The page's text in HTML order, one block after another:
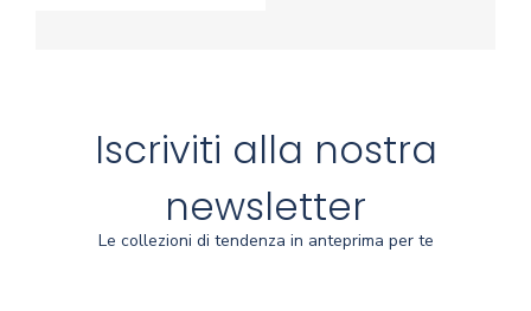
Iscriviti alla nostra
newsletter
Le collezioni di tendenza in anteprima per te